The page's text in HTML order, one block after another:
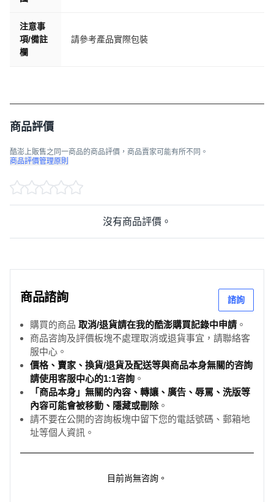
注意事
項/備註
欄
請參考產品實際包裝
商品評價
酷澎上販售之同一商品的商品評價，商品賣家可能有所不同。
商品評價管理原則
沒有商品評價。
商品諮詢 諮詢
購買的商品 取消/退貨請在我的酷澎購買記錄中申請 。
商品咨詢及評價板塊不處理取消或退貨事宜，請聯絡客
服中心。
價格、賣家、換貨/退貨及配送等與商品本身無關的咨詢
請使用客服中心的1:1咨詢 。
「商品本身」無關的內容、轉讓、廣告、辱罵、洗版等
內容可能會被移動、隱藏或刪除。
請不要在公開的咨詢板塊中留下您的電話號碼、郵箱地
址等個人資訊。
目前尚無咨詢。